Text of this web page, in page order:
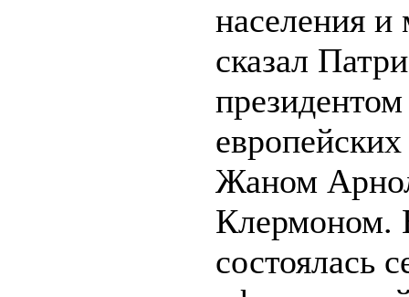
населения
сказал
Жаном
Клермоном.
состоялась